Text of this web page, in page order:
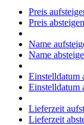
Preis
Preis
Name
Name
Einstelldatum
Einstelldatum
Lieferzeit
Lieferzeit